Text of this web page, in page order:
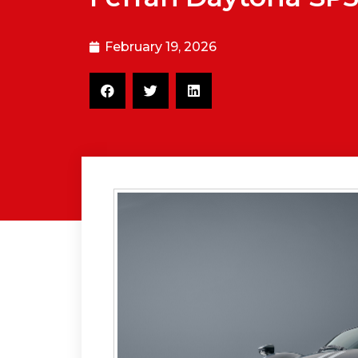
February 19, 2026